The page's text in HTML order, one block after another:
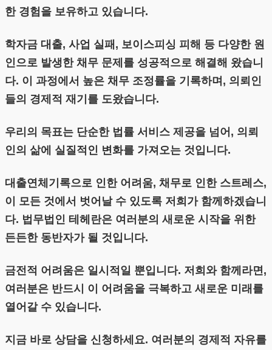
한 경험을 보유하고 있습니다.
학자금 대출, 사업 실패, 보이스피싱 피해 등 다양한 원
인으로 발생한 채무 문제를 성공적으로 해결해 왔습니
다. 이 과정에서 높은 채무 조정률을 기록하며, 의뢰인
들의 경제적 재기를 도왔습니다.
우리의 목표는 단순한 법률 서비스 제공을 넘어, 의뢰
인의 삶에 실질적인 변화를 가져오는 것입니다.
대출연체기록으로 인한 어려움, 채무로 인한 스트레스,
이 모든 것에서 벗어날 수 있도록 저희가 함께하겠습니
다. 법무법인 테헤란은 여러분의 새로운 시작을 위한
든든한 동반자가 될 것입니다.
금전적 어려움은 일시적일 뿐입니다. 저희와 함께라면,
여러분은 반드시 이 어려움을 극복하고 새로운 미래를
열어갈 수 있습니다.
지금 바로 상담을 신청하세요. 여러분의 경제적 자유를